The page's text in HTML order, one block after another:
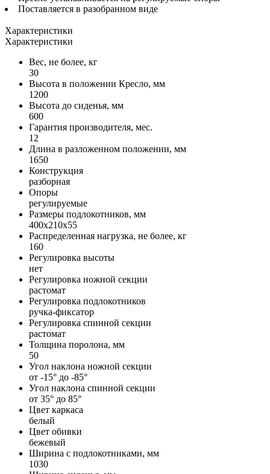
Поставляется в разобранном виде
Характеристики
Характеристики
Вес, не более, кг
30
Высота в положении Кресло, мм
1200
Высота до сиденья, мм
600
Гарантия производителя, мес.
12
Длина в разложенном положении, мм
1650
Конструкция
разборная
Опоры
регулируемые
Размеры подлокотников, мм
400х210х55
Распределенная нагрузка, не более, кг
160
Регулировка высоты
нет
Регулировка ножной секции
растомат
Регулировка подлокотников
ручка-фиксатор
Регулировка спинной секции
растомат
Толщина поролона, мм
50
Угол наклона ножной секции
от -15° до -85°
Угол наклона спинной секции
от 35° до 85°
Цвет каркаса
белый
Цвет обивки
бежевый
Ширина с подлокотниками, мм
1030